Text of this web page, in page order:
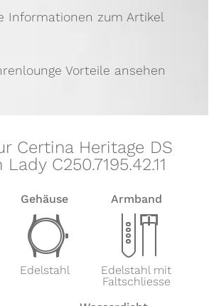
Informationen zum Artikel
Vorteile ansehen
Certina Heritage DS
C250.7195.42.11
Gehäuse
w
Edelstahl
Armband
x
Edelstahl mit
Faltschliesse